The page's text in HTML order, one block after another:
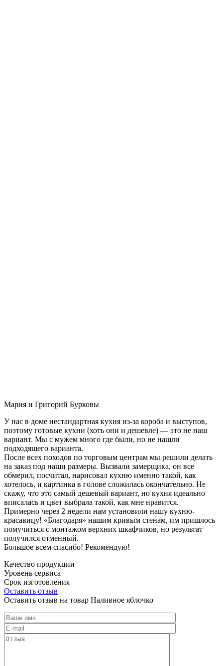
Мария и Григорий Бурковы
У нас в доме нестандартная кухня из-за короба и выступов,
поэтому готовые кухни (хоть они и дешевле) — это не наш
вариант. Мы с мужем много где были, но не нашли
подходящего варианта.
После всех походов по торговым центрам мы решили делать
на заказ под наши размеры. Вызвали замерщика, он все
обмерил, посчитал, нарисовал кухню именно такой, как
хотелось, и картинка в голове сложилась окончательно. Не
скажу, что это самый дешевый вариант, но кухня идеально
вписалась и цвет выбрала такой, как мне нравится.
Примерно через 2 недели нам установили нашу кухню-
красавицу! «Благодаря» нашим кривым стенам, им пришлось
помучиться с монтажом верхних шкафчиков, но результат
получился отменный.
Большое всем спасибо! Рекомендую!
Качество продукции
Уровень сервиса
Срок изготовления
Оставить отзыв
Оставить отзыв на товар Наливное яблочко